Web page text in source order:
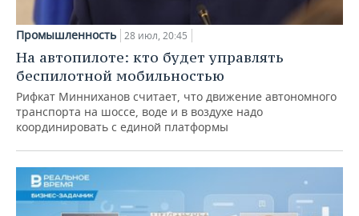
Промышленность 28 июл, 20:45
На автопилоте: кто будет управлять
беспилотной мобильностью
Рифкат Минниханов считает, что движение автономного
транспорта на шоссе, воде и в воздухе надо
координировать с единой платформы